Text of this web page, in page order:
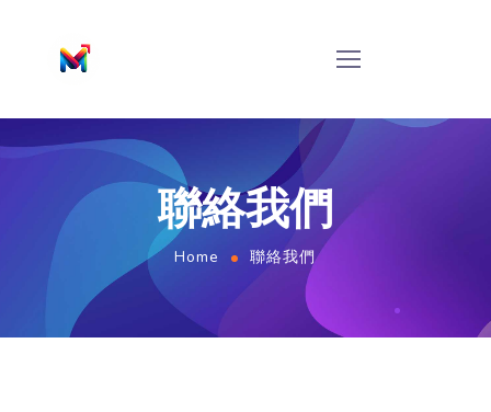
聯絡我們
Home 聯絡我們